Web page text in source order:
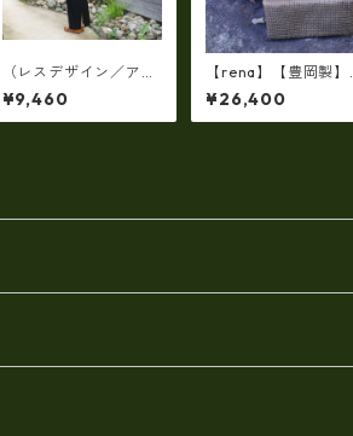
（レスデザイン／アル
ト）（日本製）牛革オ
イルシュリンク サコ
ッシュ ショルダー A
¥9,460
【rena】【豊岡製】
（7color）佐賀牛革
（素上げメッシュタイ
プ）オイルレザーラ
¥26,400